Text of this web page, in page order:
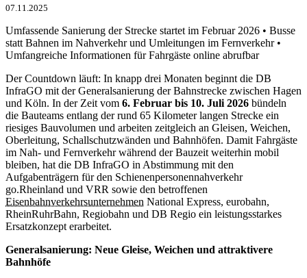
07.11.2025
Umfassende Sanierung der Strecke startet im Februar 2026 • Busse
statt Bahnen im Nahverkehr und Umleitungen im Fernverkehr •
Umfangreiche Informationen für Fahrgäste online abrufbar
Der Countdown läuft: In knapp drei Monaten beginnt die DB
InfraGO mit der Generalsanierung der Bahnstrecke zwischen Hagen
und Köln. In der Zeit vom 6. Februar bis 10. Juli 2026 bündeln
die Bauteams entlang der rund 65 Kilometer langen Strecke ein
riesiges Bauvolumen und arbeiten zeitgleich an Gleisen, Weichen,
Oberleitung, Schallschutzwänden und Bahnhöfen. Damit Fahrgäste
im Nah- und Fernverkehr während der Bauzeit weiterhin mobil
bleiben, hat die DB InfraGO in Abstimmung mit den
Aufgabenträgern für den Schienenpersonennahverkehr
go.Rheinland und VRR sowie den betroffenen
Eisenbahnverkehrsunternehmen National Express, eurobahn,
RheinRuhrBahn, Regiobahn und DB Regio ein leistungsstarkes
Ersatzkonzept erarbeitet.
Generalsanierung: Neue Gleise, Weichen und attraktivere
Bahnhöfe